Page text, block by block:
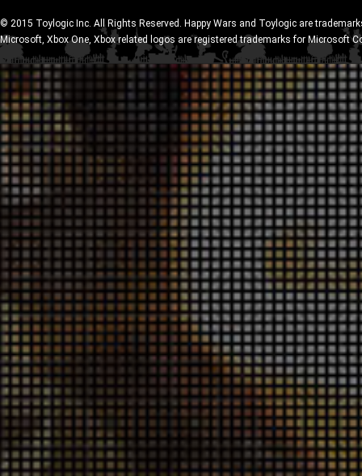
© 2015 Toylogic Inc. All Rights Reserved. Happy Wars and Toylogic are
Microsoft, Xbox One, Xbox related logos are registered trademarks for Microsoft